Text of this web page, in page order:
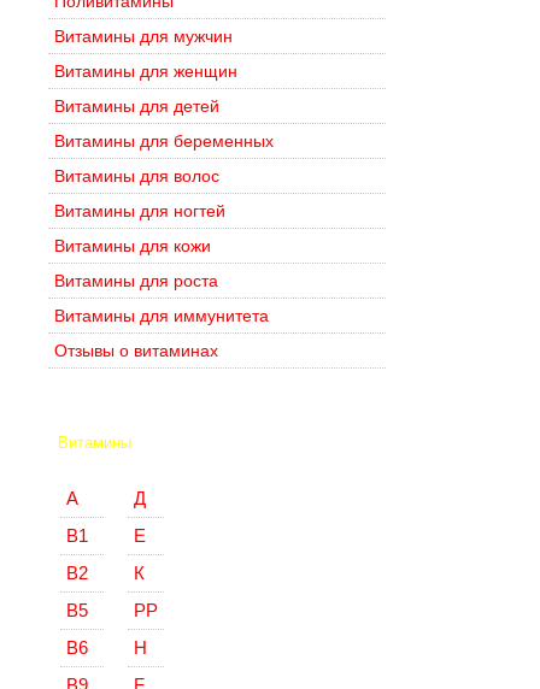
Витамины для мужчин
Витамины для женщин
Витамины для детей
Витамины для беременных
Витамины для волос
Витамины для ногтей
Витамины для кожи
Витамины для роста
Витамины для иммунитета
Отзывы о витаминах
Витамины
А
В1
В2
В5
В6
В9
Д
Е
К
РР
Н
F